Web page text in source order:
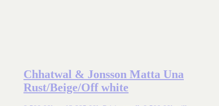
Chhatwal & Jonsson Matta Una
Rust/Beige/Off white